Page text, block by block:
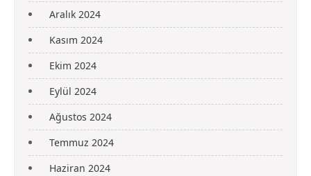
Aralık 2024
Kasım 2024
Ekim 2024
Eylül 2024
Ağustos 2024
Temmuz 2024
Haziran 2024